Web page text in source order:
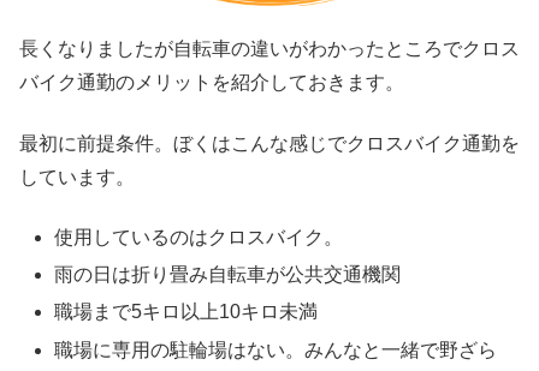
長くなりましたが自転車の違いがわかったところでクロス
バイク通勤のメリットを紹介しておきます。
最初に前提条件。ぼくはこんな感じでクロスバイク通勤を
しています。
使用しているのはクロスバイク。
雨の日は折り畳み自転車が公共交通機関
職場まで5キロ以上10キロ未満
職場に専用の駐輪場はない。みんなと一緒で野ざら